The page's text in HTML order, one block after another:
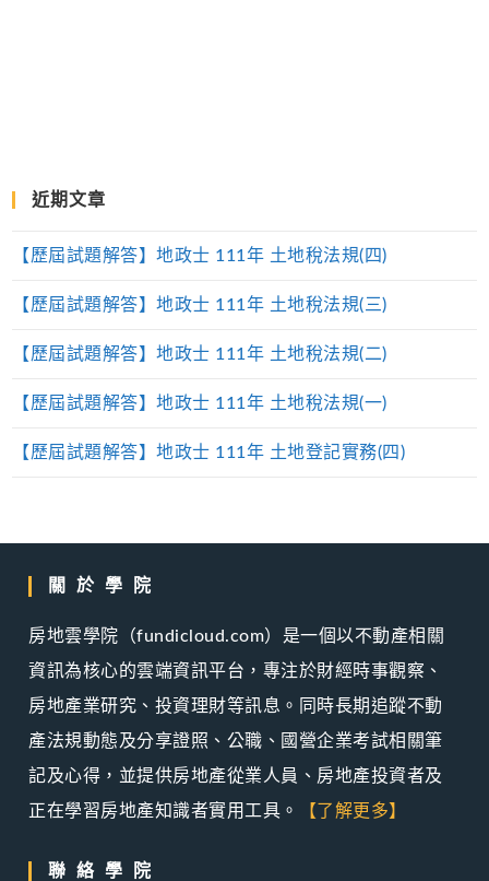
近期文章
【歷屆試題解答】地政士 111年 土地稅法規(四)
【歷屆試題解答】地政士 111年 土地稅法規(三)
【歷屆試題解答】地政士 111年 土地稅法規(二)
【歷屆試題解答】地政士 111年 土地稅法規(一)
【歷屆試題解答】地政士 111年 土地登記實務(四)
關於學院
房地雲學院（fundicloud.com）是一個以不動產相關
資訊為核心的雲端資訊平台，專注於財經時事觀察、
房地產業研究、投資理財等訊息。同時長期追蹤不動
產法規動態及分享證照、公職、國營企業考試相關筆
記及心得，並提供房地產從業人員、房地產投資者及
正在學習房地產知識者實用工具。
【了解更多】
聯絡學院